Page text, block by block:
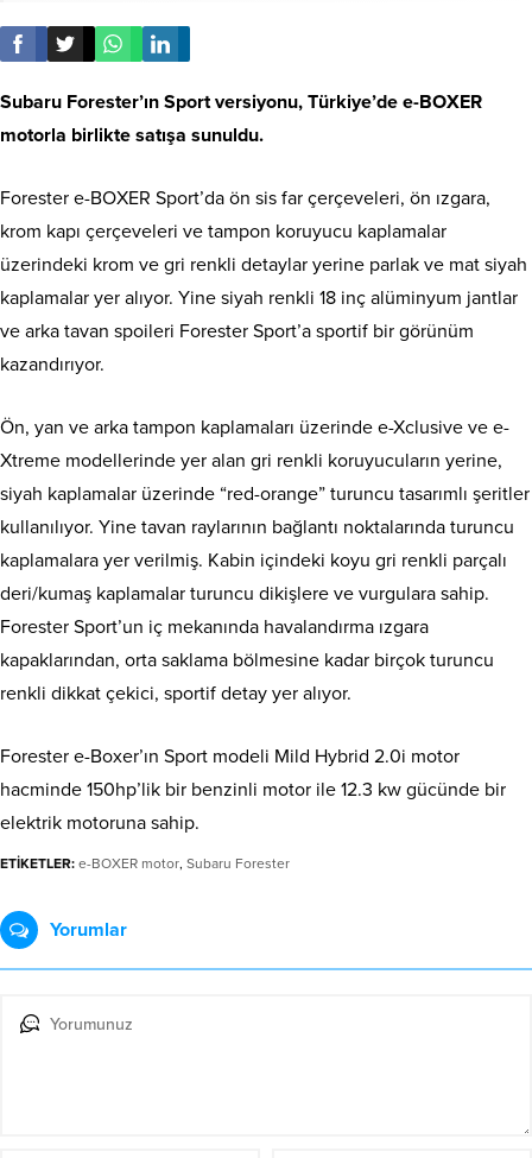
Subaru Forester’ın Sport versiyonu, Türkiye’de e-BOXER
motorla birlikte satışa sunuldu.
Forester e-BOXER Sport’da ön sis far çerçeveleri, ön ızgara,
krom kapı çerçeveleri ve tampon koruyucu kaplamalar
üzerindeki krom ve gri renkli detaylar yerine parlak ve mat siyah
kaplamalar yer alıyor. Yine siyah renkli 18 inç alüminyum jantlar
ve arka tavan spoileri Forester Sport’a sportif bir görünüm
kazandırıyor.
Ön, yan ve arka tampon kaplamaları üzerinde e-Xclusive ve e-
Xtreme modellerinde yer alan gri renkli koruyucuların yerine,
siyah kaplamalar üzerinde “red-orange” turuncu tasarımlı şeritler
kullanılıyor. Yine tavan raylarının bağlantı noktalarında turuncu
kaplamalara yer verilmiş. Kabin içindeki koyu gri renkli parçalı
deri/kumaş kaplamalar turuncu dikişlere ve vurgulara sahip.
Forester Sport’un iç mekanında havalandırma ızgara
kapaklarından, orta saklama bölmesine kadar birçok turuncu
renkli dikkat çekici, sportif detay yer alıyor.
Forester e-Boxer’ın Sport modeli Mild Hybrid 2.0i motor
hacminde 150hp’lik bir benzinli motor ile 12.3 kw gücünde bir
elektrik motoruna sahip.
ETİKETLER: e-BOXER motor, Subaru Forester
Yorumlar